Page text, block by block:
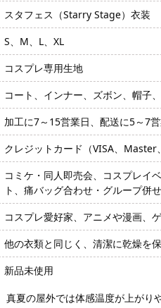
スタフェス（Starry Stage）衣装
S、M、L、XL
コスプレ専用生地
コート、インナー、ズボン、帽子
加工に7～15営業日、配送に5～7
クレジットカード（VISA、Master
コミケ・同人即売会、コスプレイ
ト、痛バッグ合わせ・グループ併せ
コスプレ愛好家、アニメや漫画、
他の衣類と同じく、清潔に乾燥を
新品未使用
夏の屋外では体感温度が上が